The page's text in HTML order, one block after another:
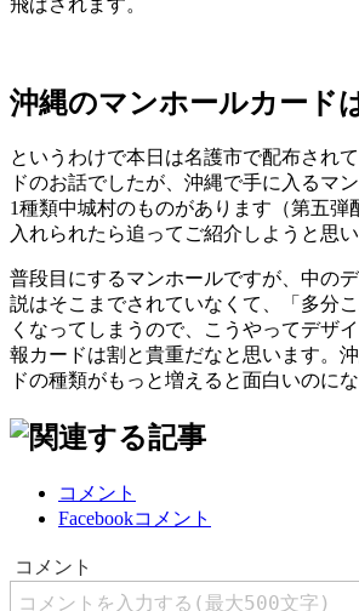
沖縄のマンホールカード
というわけで本日は名護市で配布され
ドのお話でしたが、沖縄で手に入るマ
1種類中城村のものがあります（第五弾
入れられたら追ってご紹介しようと思い
普段目にするマンホールですが、中の
説はそこまでされていなくて、「多分
くなってしまうので、こうやってデザ
報カードは割と貴重だなと思います。
ドの種類がもっと増えると面白いのにな
コメント
Facebookコメント